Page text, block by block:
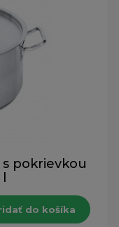
s pokrievkou
do košíka